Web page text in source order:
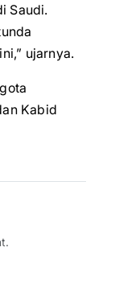
Saudi.
ujarnya.
Kabid